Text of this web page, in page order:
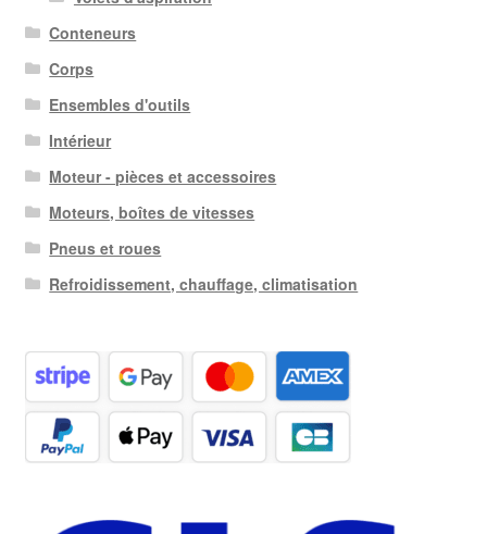
Conteneurs
Corps
Ensembles d'outils
Intérieur
Moteur - pièces et accessoires
Moteurs, boîtes de vitesses
Pneus et roues
Refroidissement, chauffage, climatisation